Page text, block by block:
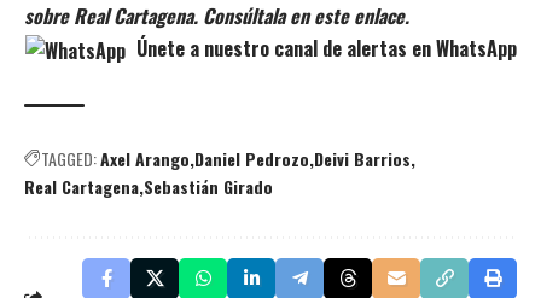
sobre Real Cartagena. Consúltala en este enlace.
Únete a nuestro canal de alertas en WhatsApp
TAGGED:Axel Arango Daniel Pedrozo Deivi Barrios
Real Cartagena Sebastián Girado